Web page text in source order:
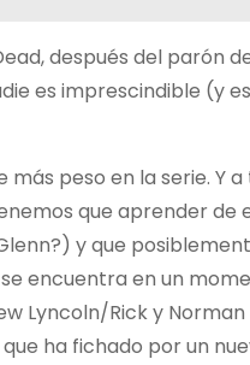
después del parón
es imprescindible (y
más peso en la serie. Y
que aprender de
y que
encuentra en un
Lyncoln/Rick y Norman
ha fichado por un